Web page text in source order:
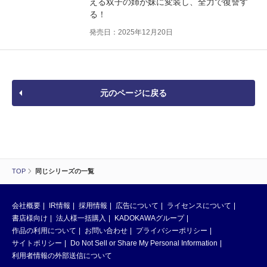
TOP 同じシリーズの一覧
る！
発売日：2025年12月20日
元のページに戻る
会社概要 IR情報 採用情報 広告について
ライセンスについて
書店様向け
法人様一括購入
KADOKAWAグループ
作品の利用について
お問い合わせ
プライバシーポリシー
サイトポリシー
Do Not Sell or Share My Personal Information
利用者情報の外部送信について